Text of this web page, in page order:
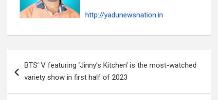
http://yadunewsnation.in
navigation
BTS’ V featuring ‘Jinny’s Kitchen’ is the most-watched
variety show in first half of 2023